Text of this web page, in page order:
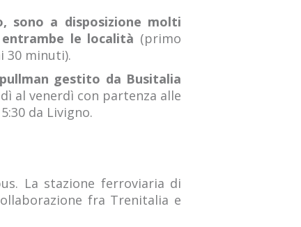
sono a disposizione molti
le località (primo
30 minuti).
gestito da Busitalia
al venerdì con partenza alle
da Livigno.
La stazione ferroviaria di
fra Trenitalia e